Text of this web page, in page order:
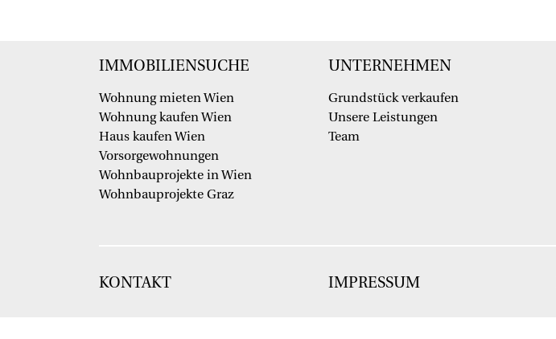
IMMOBILIENSUCHE
Wohnung mieten Wien
Wohnung kaufen Wien
Haus kaufen Wien
Vorsorgewohnungen
Wohnbauprojekte in Wien
Wohnbauprojekte Graz
UNTERNEHMEN
Grundstück verkaufen
Unsere Leistungen
Team
KONTAKT IMPRESSUM